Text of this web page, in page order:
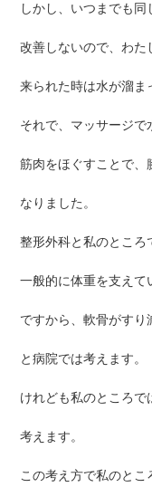
しかし、いつまでも
改善しないので、わた
来られた時は水が溜ま
それで、マッサージで
筋肉をほぐすことで、
なりました。
整形外科と私のところ
一般的に体重を支えて
ですから、軟骨がすり
と病院では考えます。
けれども私のところで
考えます。
この考え方で私のとこ